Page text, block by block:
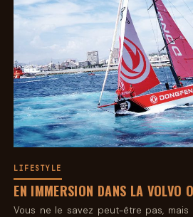
LIFESTYLE
EN IMMERSION DANS LA VOLVO
Vous ne le savez peut-être pas,